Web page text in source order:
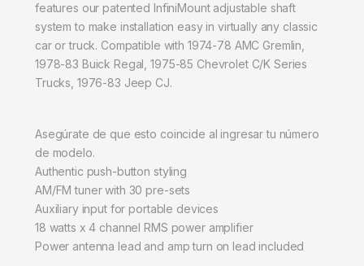
features our patented InfiniMount adjustable shaft
system to make installation easy in virtually any classic
car or truck. Compatible with 1974-78 AMC Gremlin,
1978-83 Buick Regal, 1975-85 Chevrolet C/K Series
Trucks, 1976-83 Jeep CJ.
Asegúrate de que esto coincide al ingresar tu número
de modelo.
Authentic push-button styling
AM/FM tuner with 30 pre-sets
Auxiliary input for portable devices
18 watts x 4 channel RMS power amplifier
Power antenna lead and amp turn on lead included